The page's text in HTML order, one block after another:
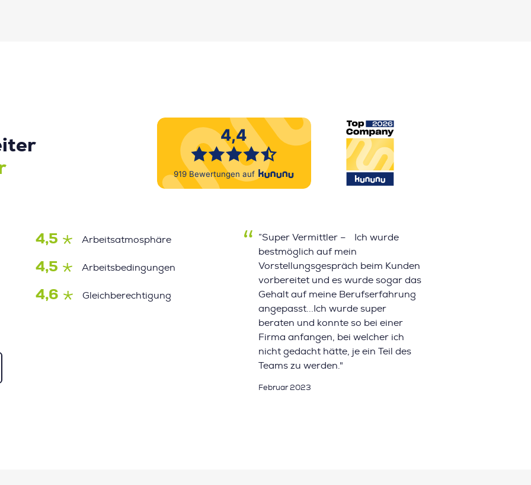
4,5 Arbeitsatmosphäre
4,5 Arbeitsbedingungen
4,6 Gleichberechtigung
”Super Vermittler – Ich wurde
bestmöglich auf mein
Vorstellungsgespräch beim Kunden
vorbereitet und es wurde sogar das
Gehalt auf meine Berufserfahrung
angepasst...Ich wurde super
beraten und konnte so bei einer
Firma anfangen, bei welcher ich
nicht gedacht hätte, je ein Teil des
Teams zu werden."
Februar 2023